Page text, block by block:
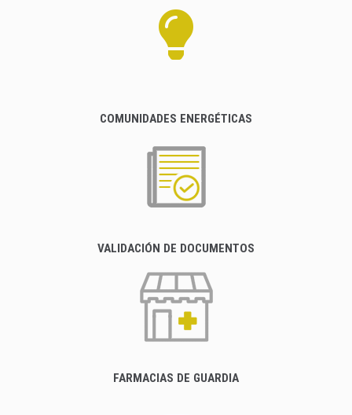
COMUNIDADES ENERGÉTICAS
VALIDACIÓN DE DOCUMENTOS
FARMACIAS DE GUARDIA